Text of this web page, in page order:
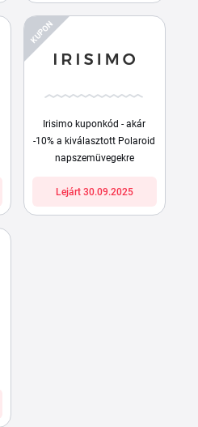
KUPON
Irisimo kuponkód - akár
-10% a kiválasztott Polaroid
napszemüvegekre
Lejárt 30.09.2025